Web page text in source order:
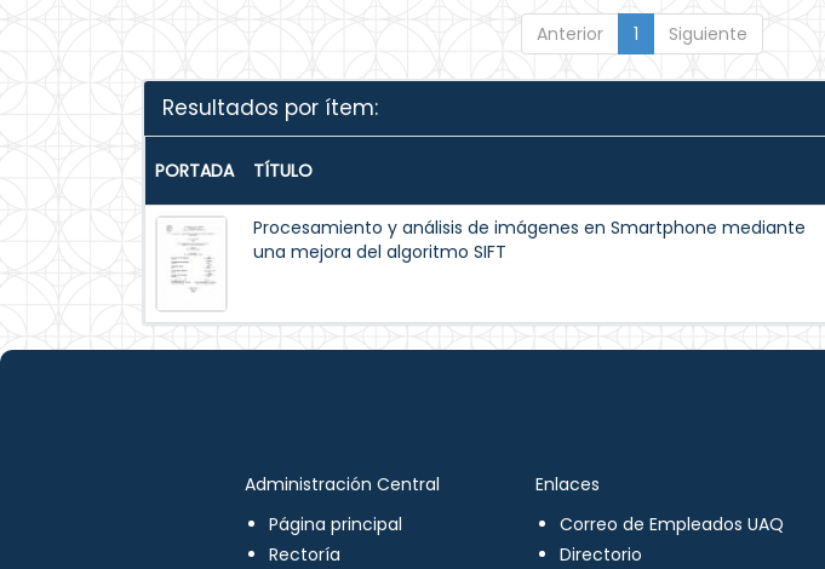
Anterior 1 Siguiente
Resultados por ítem:
PORTADA TÍTULO
Procesamiento y análisis de imágenes en Smartphone mediante
una mejora del algoritmo SIFT
Administración Central
Página principal
Rectoría
Enlaces
Correo de Empleados UAQ
Directorio